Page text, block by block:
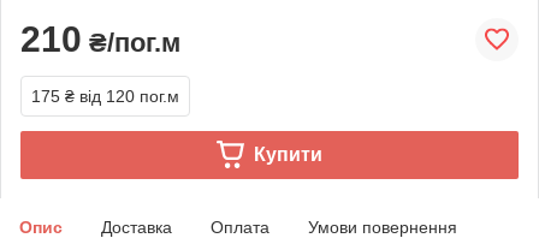
210 ₴/пог.м
175 ₴ від 120 пог.м
Купити
Опис Доставка Оплата Умови повернення